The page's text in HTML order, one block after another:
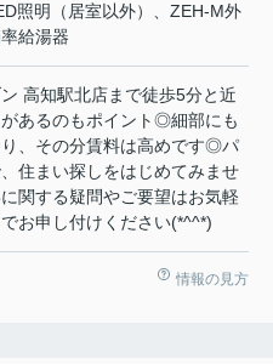
照明（居室以外）、ZEH-M外
給湯器
高知駅北店まで徒歩5分と近
あるのもポイント◎細部にも
、その分賃料は高めです◎パ
住まい探しをはじめてみませ
関する疑問やご要望はお気軽
お申し付けください(*^^*)
情報の見方